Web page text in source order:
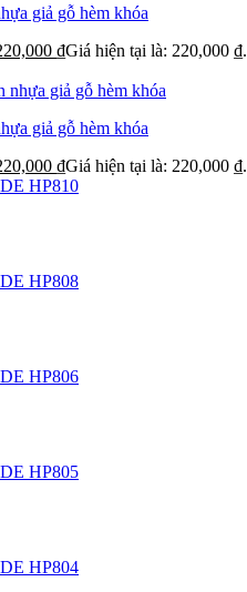
giả gỗ hèm khóa
₫Giá hiện tại là: 220,000 ₫.
giả gỗ hèm khóa
₫Giá hiện tại là: 220,000 ₫.